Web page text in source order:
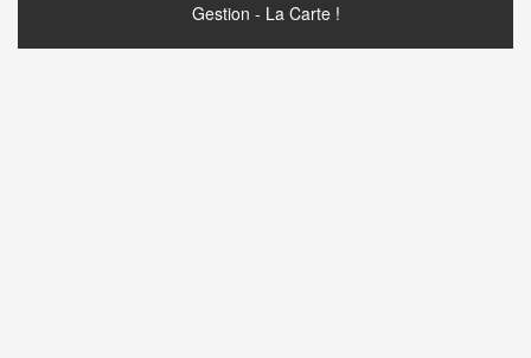
Gestion - La Carte !